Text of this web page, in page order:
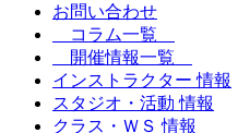
お問い合わせ
コラム一覧
開催情報一覧
インストラクター 情報
スタジオ・活動 情報
クラス・ＷＳ 情報